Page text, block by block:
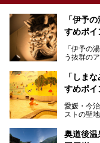
「伊予
すめポイ
「伊予の
う抜群の
ナーが訪
浴・食事
も、特に
「しま
すめポイ
愛媛・今
ストの聖
ばれてい
人に嬉し
奥道後温